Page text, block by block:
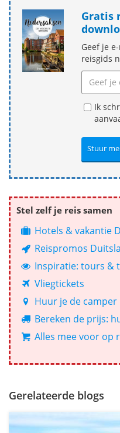
Gratis
Geef je
reisgids
Ik
Stel zelf je reis samen
Hotels & vakantie
Reispromos
Inspiratie: tours &
Vliegtickets
Huur je de
Bereken de prijs:
Alles mee voor op
Gerelateerde blogs